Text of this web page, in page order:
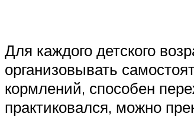
Для каждого детского
организовывать
кормлений, способен
практиковался, можно